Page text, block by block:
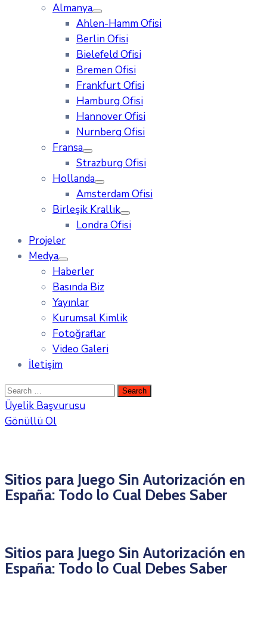
Almanya
Ahlen-Hamm Ofisi
Berlin Ofisi
Bielefeld Ofisi
Bremen Ofisi
Frankfurt Ofisi
Hamburg Ofisi
Hannover Ofisi
Nurnberg Ofisi
Fransa
Strazburg Ofisi
Hollanda
Amsterdam Ofisi
Birleşik Krallık
Londra Ofisi
Projeler
Medya
Haberler
Basında Biz
Yayınlar
Kurumsal Kimlik
Fotoğraflar
Video Galeri
İletişim
Üyelik Başvurusu
Gönüllü Ol
Sitios para Juego Sin Autorización en
España: Todo lo Cual Debes Saber
Sitios para Juego Sin Autorización en
España: Todo lo Cual Debes Saber